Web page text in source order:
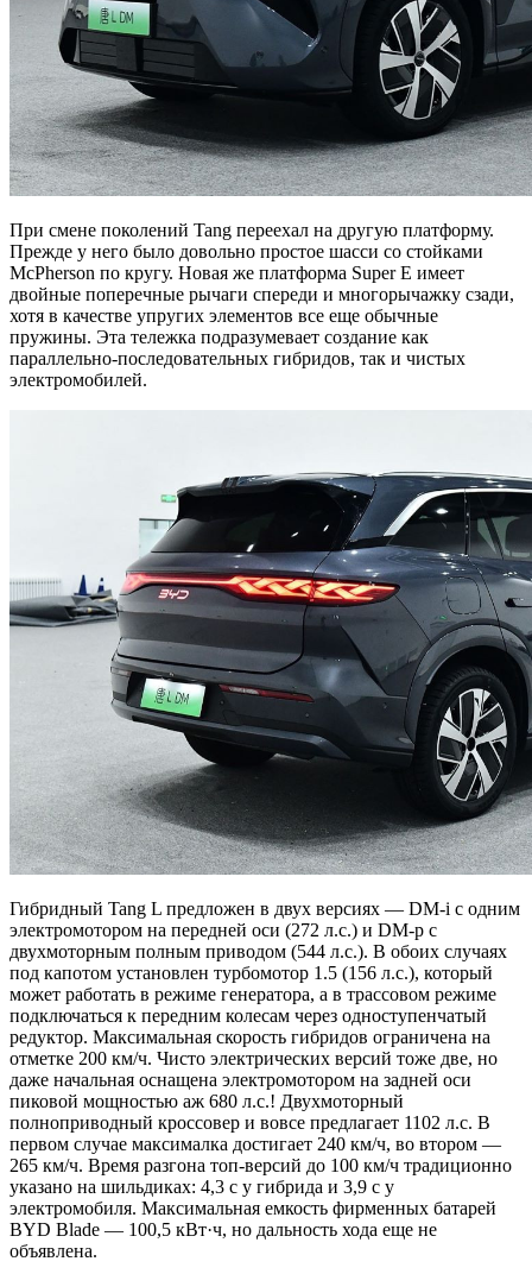
При смене поколений Tang переехал на другую платформу.
Прежде у него было довольно простое шасси со стойками
McPherson по кругу. Новая же платформа Super E имеет
двойные поперечные рычаги спереди и многорычажку сзади,
хотя в качестве упругих элементов все еще обычные
пружины. Эта тележка подразумевает создание как
параллельно-последовательных гибридов, так и чистых
электромобилей.
Гибридный Tang L предложен в двух версиях — DM-i с одним
электромотором на передней оси (272 л.с.) и DM-p c
двухмоторным полным приводом (544 л.с.). В обоих случаях
под капотом установлен турбомотор 1.5 (156 л.с.), который
может работать в режиме генератора, а в трассовом режиме
подключаться к передним колесам через одноступенчатый
редуктор. Максимальная скорость гибридов ограничена на
отметке 200 км/ч. Чисто электрических версий тоже две, но
даже начальная оснащена электромотором на задней оси
пиковой мощностью аж 680 л.с.! Двухмоторный
полноприводный кроссовер и вовсе предлагает 1102 л.с. В
первом случае максималка достигает 240 км/ч, во втором —
265 км/ч. Время разгона топ-версий до 100 км/ч традиционно
указано на шильдиках: 4,3 с у гибрида и 3,9 с у
электромобиля. Максимальная емкость фирменных батарей
BYD Blade — 100,5 кВт·ч, но дальность хода еще не
объявлена.